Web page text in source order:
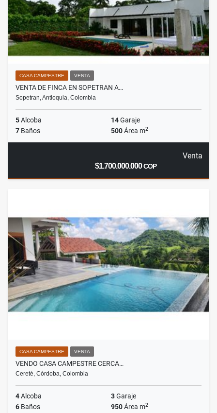
CASA CAMPESTRE VENTA
VENTA DE FINCA EN SOPETRAN A…
Sopetran, Antioquia, Colombia
5Alcoba 14Garaje
7 Baños 500Área m2
Venta
$1.700.000.000COP
CASA CAMPESTRE VENTA
VENDO CASA CAMPESTRE CERCA…
Cereté, Córdoba, Colombia
4Alcoba 3Garaje
6 Baños 950Área m2